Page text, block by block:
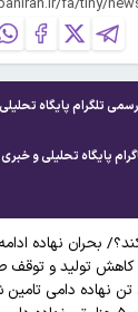
رسمی تلگرام پایگاه
پایگاه تحلیلی و خبری
بحران نهاده
تولید و توقف